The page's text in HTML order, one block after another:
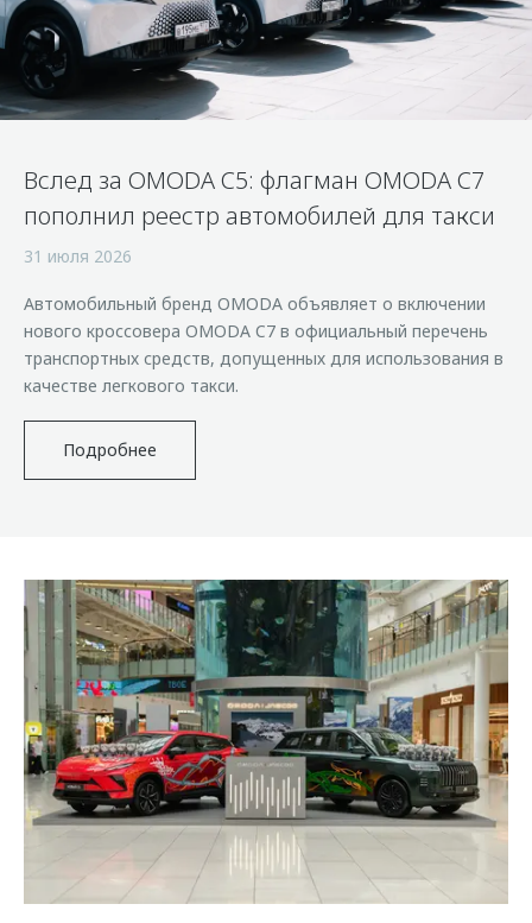
Страхование
Кредитный калькулятор
Аксессуары
Оригинальные аксессуары
Запчасти
Калькулятор трейд-ин
Клиентская поддержка
O&J Автоклуб
Клуб владельцев OMODA
Аксессуары
Одежда и сувениры
Запчасти
Обратная связь
Вслед за OMODA C5: флагман OMODA C7
пополнил реестр автомобилей для такси
31 июля 2026
Автомобильный бренд OMODA объявляет о включении
нового кроссовера OMODA C7 в официальный перечень
транспортных средств, допущенных для использования в
качестве легкового такси.
Подробнее